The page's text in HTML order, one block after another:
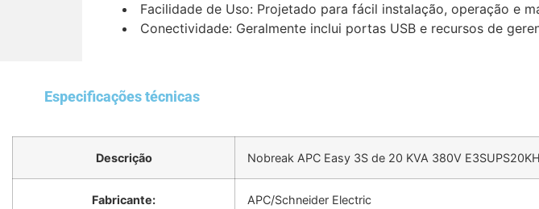
Facilidade de Uso: Projetado para fácil instalação, operação e
Conectividade: Geralmente inclui portas USB e recursos de
Especificações técnicas
Descrição Nobreak APC Easy 3S de 20 KVA 380V
Fabricante: APC/Schneider Electric